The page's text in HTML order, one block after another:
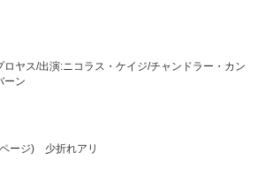
ロヤス/出演:ニコラス・ケイジ/チャンドラー・カン
ーン
ージ) 少折れアリ